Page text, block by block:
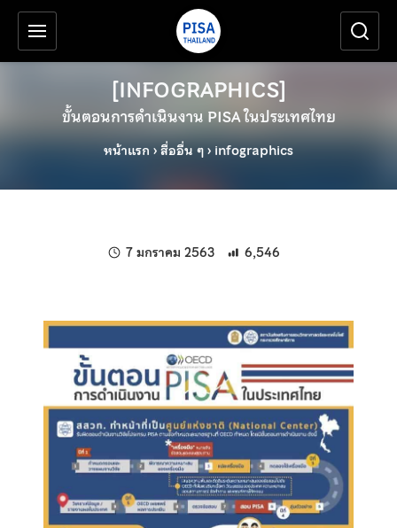
ข้ามไปยังเนื้อหาหลัก
เครื่องมือช่วยเหลือ
[INFOGRAPHICS]
ขั้นตอนการดำเนินงาน PISA ในประเทศไทย
หน้าแรก ›สื่ออื่น ๆ› infographics
7 มกราคม 2563 แก้ไขล่าสุดเมื่อ:
6,546